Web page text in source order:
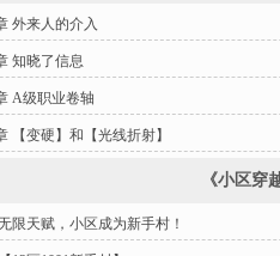
外来人的介入
知晓了信息
A级职业卷轴
【变硬】和【光线折射】
《小区穿
限天赋，小区成为新手村！